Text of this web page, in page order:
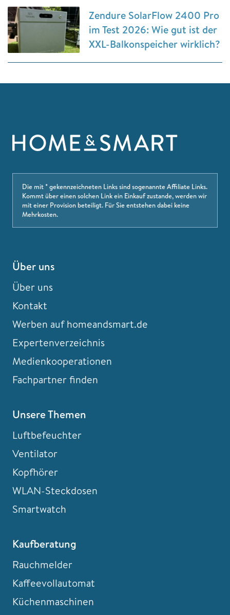
Zendure SolarFlow 2400 Pro
im Test 2026: Wie gut ist der
XXL-Balkonspeicher wirklich?
Die mit * gekennzeichneten Links sind sogenannte Affiliate Links.
Kommt über einen solchen Link ein Einkauf zustande, werden wir
mit einer Provision beteiligt. Für Sie entstehen dabei keine
Mehrkosten.
Über uns
Über uns
Kontakt
Werben auf homeandsmart.de
Expertenverzeichnis
Medienkooperationen
Fachpartner finden
Unsere Themen
Luftbefeuchter
Ventilator
Kopfhörer
WLAN-Steckdosen
Smartwatch
Kaufberatung
Rauchmelder
Kaffeevollautomat
Küchenmaschinen